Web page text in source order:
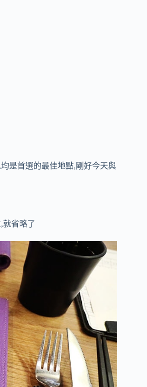
是首選的最佳地點,剛好今天與
就省略了